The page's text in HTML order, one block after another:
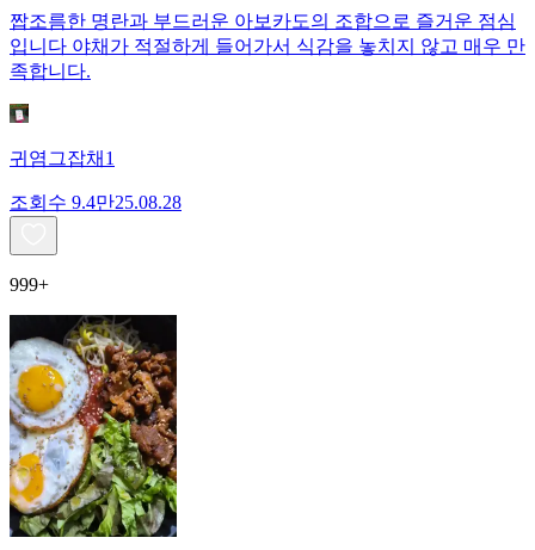
짭조름한 명란과 부드러운 아보카도의 조합으로 즐거운 점심
입니다 야채가 적절하게 들어가서 식감을 놓치지 않고 매우 만
족합니다.
귀염그잡채1
조회수 9.4만25.08.28
999+